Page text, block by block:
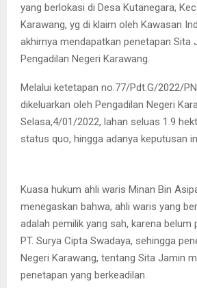
yang berlokasi di Desa Kutanegara,
Karawang, yg di klaim oleh Kawasan
akhirnya mendapatkan penetapan Sita
Pengadilan Negeri Karawang.
Melalui ketetapan no.77/Pdt.G/2022/
dikeluarkan oleh Pengadilan Negeri
Selasa,4/01/2022, lahan seluas 1.9
status quo, hingga adanya keputusan
Kuasa hukum ahli waris Minan Bin
menegaskan bahwa, ahli waris yang
adalah pemilik yang sah, karena belum
PT. Surya Cipta Swadaya, sehingga
Negeri Karawang, tentang Sita Jamin
penetapan yang berkeadilan.